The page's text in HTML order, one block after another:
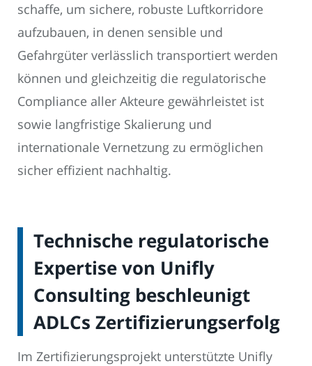
schaffe, um sichere, robuste Luftkorridore
aufzubauen, in denen sensible und
Gefahrgüter verlässlich transportiert werden
können und gleichzeitig die regulatorische
Compliance aller Akteure gewährleistet ist
sowie langfristige Skalierung und
internationale Vernetzung zu ermöglichen
sicher effizient nachhaltig.
Technische regulatorische
Expertise von Unifly
Consulting beschleunigt
ADLCs Zertifizierungserfolg
Im Zertifizierungsprojekt unterstützte Unifly